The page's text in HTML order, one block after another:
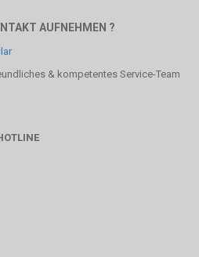
AUFNEHMEN ?
& kompetentes Service-Team